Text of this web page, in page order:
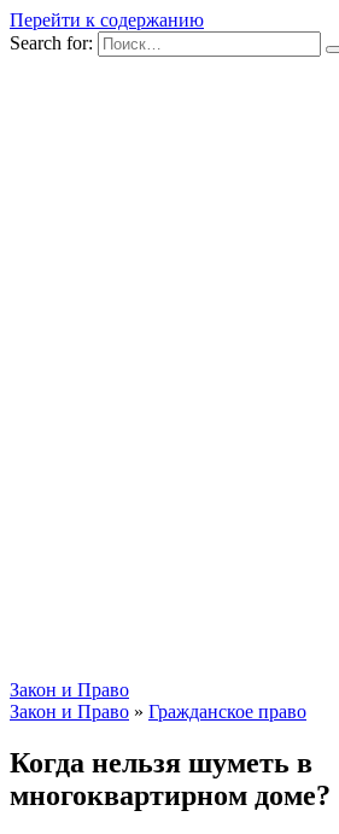
Перейти к содержанию
Search for:
Закон и Право
Закон и Право » Гражданское право
Когда нельзя шуметь в
многоквартирном доме?